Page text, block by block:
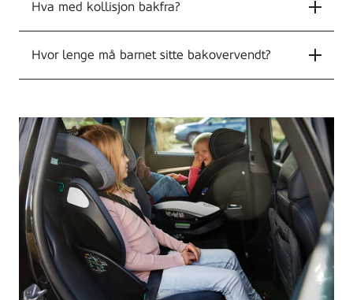
Hva med kollisjon bakfra?
Hvor lenge må barnet sitte bakovervendt?